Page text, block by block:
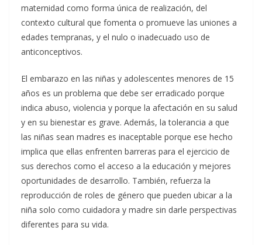
maternidad como forma única de realización, del
contexto cultural que fomenta o promueve las uniones a
edades tempranas, y el nulo o inadecuado uso de
anticonceptivos.
El embarazo en las niñas y adolescentes menores de 15
años es un problema que debe ser erradicado porque
indica abuso, violencia y porque la afectación en su salud
y en su bienestar es grave. Además, la tolerancia a que
las niñas sean madres es inaceptable porque ese hecho
implica que ellas enfrenten barreras para el ejercicio de
sus derechos como el acceso a la educación y mejores
oportunidades de desarrollo. También, refuerza la
reproducción de roles de género que pueden ubicar a la
niña solo como cuidadora y madre sin darle perspectivas
diferentes para su vida.